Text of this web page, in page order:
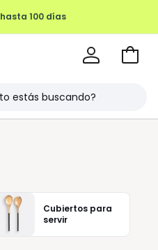
100 días
Ir
Cubiertos para
servir